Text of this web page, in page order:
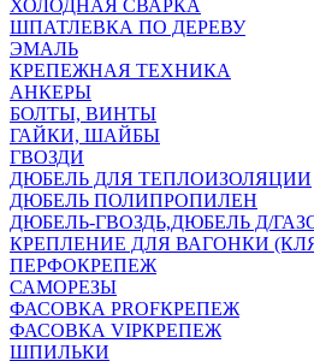
ХОЛОДНАЯ СВАРКА
ШПАТЛЕВКА ПО ДЕРЕВУ
ЭМАЛЬ
КРЕПЕЖНАЯ ТЕХНИКА
АНКЕРЫ
БОЛТЫ, ВИНТЫ
ГАЙКИ, ШАЙБЫ
ГВОЗДИ
ДЮБЕЛЬ ДЛЯ ТЕПЛОИЗОЛЯЦИИ
ДЮБЕЛЬ ПОЛИПРОПИЛЕН
ДЮБЕЛЬ-ГВОЗДЬ,ДЮБЕЛЬ Д/
КРЕПЛЕНИЕ ДЛЯ ВАГОНКИ
ПЕРФОКРЕПЕЖ
САМОРЕЗЫ
ФАСОВКА PROFКРЕПЕЖ
ФАСОВКА VIPКРЕПЕЖ
ШПИЛЬКИ